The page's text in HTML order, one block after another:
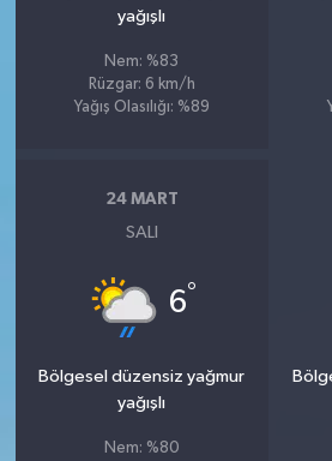
yağışlı
Nem: %83
Rüzgar: 6 km/h
Yağış Olasılığı: %89
24 MART
SALI
6°
Bölgesel düzensiz yağmur
yağışlı
Nem: %80